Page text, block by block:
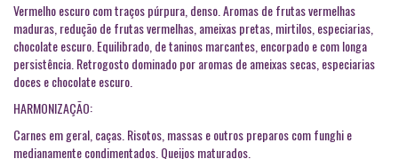
Vermelho escuro com traços púrpura, denso. Aromas de frutas vermelhas
maduras, redução de frutas vermelhas, ameixas pretas, mirtilos, especiarias,
chocolate escuro. Equilibrado, de taninos marcantes, encorpado e com longa
persistência. Retrogosto dominado por aromas de ameixas secas, especiarias
doces e chocolate escuro.
HARMONIZAÇÃO:
Carnes em geral, caças. Risotos, massas e outros preparos com funghi e
medianamente condimentados. Queijos maturados.